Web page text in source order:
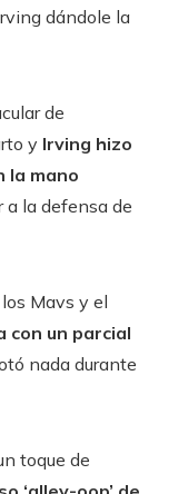
dándole la
de
y Irving hizo
la mano
a la defensa de
Mavs y el
con un parcial
nada durante
toque de